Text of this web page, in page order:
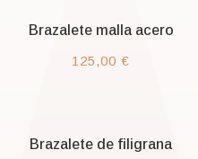
Brazalete malla acero
125,00€
Brazalete de filigrana